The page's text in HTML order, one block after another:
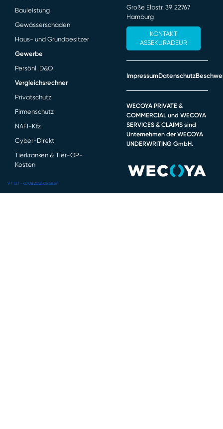
Bauleistung
Gewässerschaden
Haus- und Grundbesitzer
Gewerbe
Persönl. D&O
Vergleichsrechner
Privatschutz
Firmenschutz
NAFI-Kfz
Cyber-Direkt
Tierkranken & Tier-OP-
Kosten
Große Elbstr. 39, 22767
Hamburg
KONTAKT
ASSEKURADEUR
ImpressumDatenschutz
WECOYA PRIVATE &
COMMERCIAL und WECOYA
SERVICES & CLAIMS sind
Unternehmen der WECOYA
UNDERWRITING GmbH.
V 1.13.1 - 07.08.2026 05:58:57